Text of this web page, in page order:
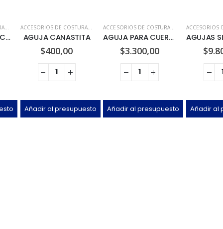
ACCESORIOS DE COSTURA
,AGUJAS Y ALFILERES
AGUJA MÁQUINA CBX
ACCESORIOS DE COSTURA
,AGUJAS Y ALFILERES
AGUJA CANASTITA
$400,00
Añadir al presupuesto
ACCESORIOS DE COSTURA
,AGUJAS Y ALFILERES
AGUJA PARA CUERO MANGO PLÁSTICO
$3.300,00
Añadir al presupuesto
$
Añadir al